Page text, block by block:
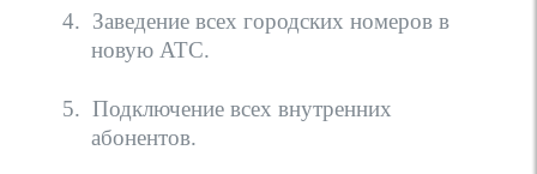
4. Заведение всех городских номеров в
новую АТС.
5. Подключение всех внутренних
абонентов.